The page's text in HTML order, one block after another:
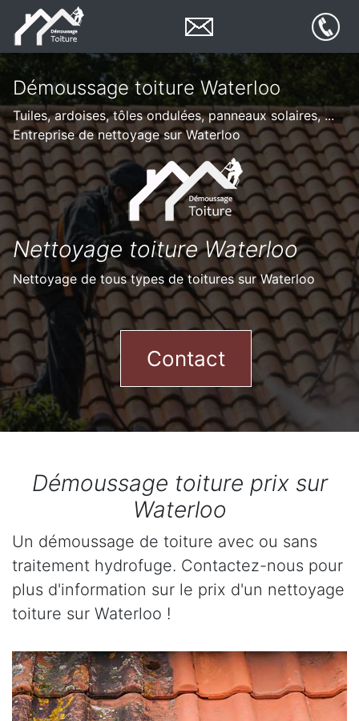
Démoussage toiture Waterloo
Tuiles, ardoises, tôles ondulées, panneaux solaires, ...
Entreprise de nettoyage sur Waterloo
Nettoyage toiture Waterloo
Nettoyage de tous types de toitures sur Waterloo
Contact
Démoussage toiture prix sur
Waterloo
Un démoussage de toiture avec ou sans
traitement hydrofuge. Contactez-nous pour
plus d'information sur le prix d'un nettoyage
toiture sur Waterloo !